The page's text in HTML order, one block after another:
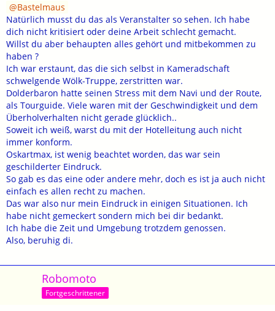
Bastelmaus
Natürlich musst du das als Veranstalter so sehen. Ich habe
dich nicht kritisiert oder deine Arbeit schlecht gemacht.
Willst du aber behaupten alles gehört und mitbekommen zu
haben ?
Ich war erstaunt, das die sich selbst in Kameradschaft
schwelgende Wölk-Truppe, zerstritten war.
Dolderbaron hatte seinen Stress mit dem Navi und der Route,
als Tourguide. Viele waren mit der Geschwindigkeit und dem
Überholverhalten nicht gerade glücklich..
Soweit ich weiß, warst du mit der Hotelleitung auch nicht
immer konform.
Oskartmax, ist wenig beachtet worden, das war sein
geschilderter Eindruck.
So gab es das eine oder andere mehr, doch es ist ja auch nicht
einfach es allen recht zu machen.
Das war also nur mein Eindruck in einigen Situationen. Ich
habe nicht gemeckert sondern mich bei dir bedankt.
Ich habe die Zeit und Umgebung trotzdem genossen.
Also, beruhig di.
Robomoto
Fortgeschrittener